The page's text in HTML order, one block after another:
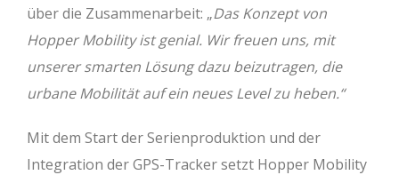
über die Zusammenarbeit: „Das Konzept von
Hopper Mobility ist genial. Wir freuen uns, mit
unserer smarten Lösung dazu beizutragen, die
urbane Mobilität auf ein neues Level zu heben.“
Mit dem Start der Serienproduktion und der
Integration der GPS-Tracker setzt Hopper Mobility